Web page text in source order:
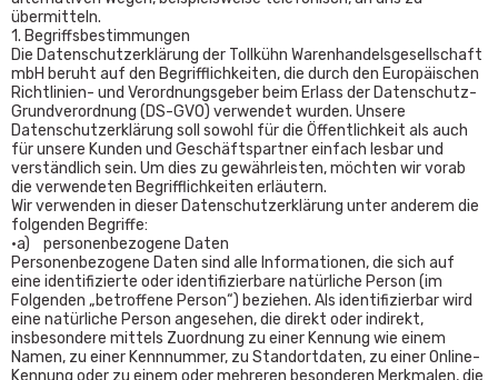
übermitteln.
1. Begriffsbestimmungen
Die Datenschutzerklärung der Tollkühn Warenhandelsgesellschaft
mbH beruht auf den Begrifflichkeiten, die durch den Europäischen
Richtlinien- und Verordnungsgeber beim Erlass der Datenschutz-
Grundverordnung (DS-GVO) verwendet wurden. Unsere
Datenschutzerklärung soll sowohl für die Öffentlichkeit als auch
für unsere Kunden und Geschäftspartner einfach lesbar und
verständlich sein. Um dies zu gewährleisten, möchten wir vorab
die verwendeten Begrifflichkeiten erläutern.
Wir verwenden in dieser Datenschutzerklärung unter anderem die
folgenden Begriffe:
•a) personenbezogene Daten
Personenbezogene Daten sind alle Informationen, die sich auf
eine identifizierte oder identifizierbare natürliche Person (im
Folgenden „betroffene Person“) beziehen. Als identifizierbar wird
eine natürliche Person angesehen, die direkt oder indirekt,
insbesondere mittels Zuordnung zu einer Kennung wie einem
Namen, zu einer Kennnummer, zu Standortdaten, zu einer Online-
Kennung oder zu einem oder mehreren besonderen Merkmalen, die